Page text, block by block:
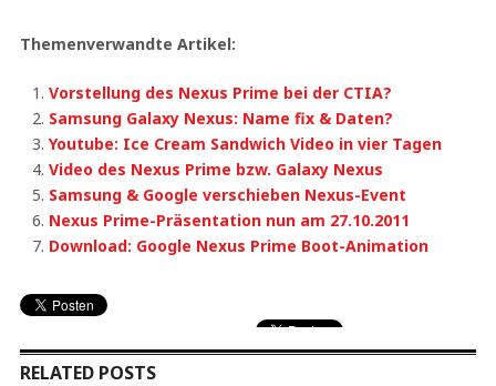
Themenverwandte Artikel:
Vorstellung des Nexus Prime bei der CTIA?
Samsung Galaxy Nexus: Name fix & Daten?
Youtube: Ice Cream Sandwich Video in vier Tagen
Video des Nexus Prime bzw. Galaxy Nexus
Samsung & Google verschieben Nexus-Event
Nexus Prime-Präsentation nun am 27.10.2011
Download: Google Nexus Prime Boot-Animation
RELATED POSTS